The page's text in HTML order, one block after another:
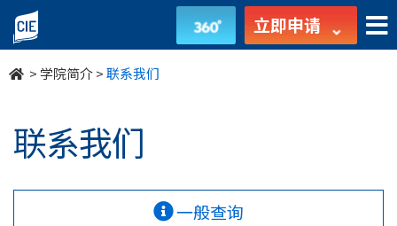
联
繫
们
立即申请
>学院简介>联系我们
联系我们
一般查询